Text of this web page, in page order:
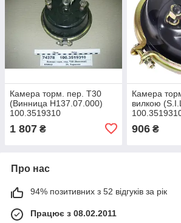
Камера торм. пер. Т30
(Винница Н137.07.000)
100.3519310
1 807 ₴
Камера
вилкою
906₴
Про нас
94% позитивних з 52 відгуків за рік
Працює з 08.02.2011